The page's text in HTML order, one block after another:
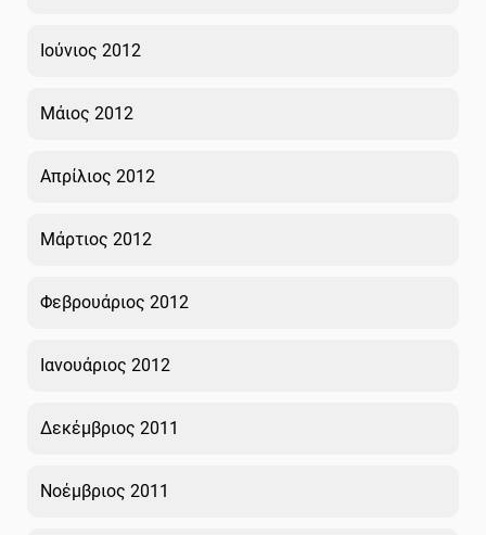
Ιούνιος 2012
Μάιος 2012
Απρίλιος 2012
Μάρτιος 2012
Φεβρουάριος 2012
Ιανουάριος 2012
Δεκέμβριος 2011
Νοέμβριος 2011